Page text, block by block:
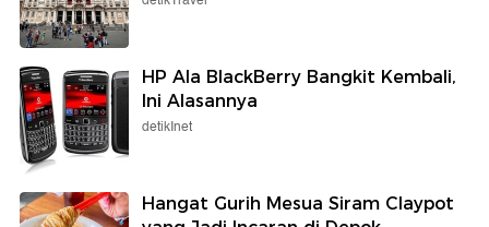
HP Ala BlackBerry Bangkit Kembali,
Ini Alasannya
detikInet
Hangat Gurih Mesua Siram Claypot